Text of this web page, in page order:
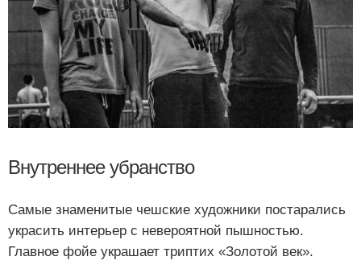
Внутреннее убранство
Самые знаменитые чешские художники постарались
украсить интерьер с невероятной пышностью.
Главное фойе украшает триптих «Золотой век».